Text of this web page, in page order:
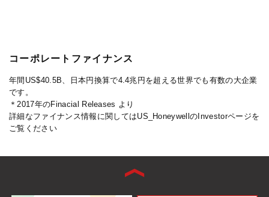
コーポレートファイナンス
年間US$40.5B、日本円換算で4.4兆円を超える世界でも有数の大企業
です。
＊2017年のFinacial Releases より
詳細なファイナンス情報に関してはUS_HoneywellのInvestorページを
ご覧ください